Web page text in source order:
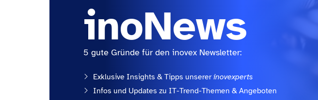
inoNews
5 gute Gründe für den inovex Newsletter:
Exklusive Insights & Tipps unsererinovexperts
Infos und Updates zu IT-Trend-Themen & Angeboten